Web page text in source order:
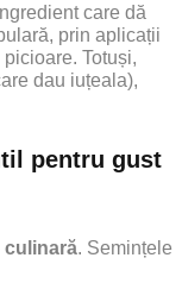
care dă
prin aplicații
Totuși,
dau iuțeala),
pentru gust
culinară. Semințele